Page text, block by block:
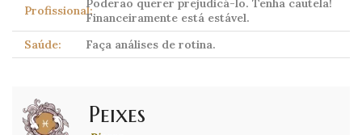
Profissional:Poderão querer prejudicá-lo. Tenha cautela!
Financeiramente está estável.
Saúde:
Faça análises de rotina.
Peixes